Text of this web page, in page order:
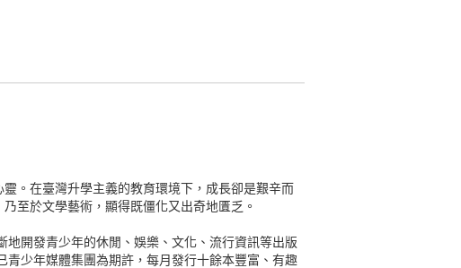
。在臺灣升學主義的教育環境下，成長卻是艱辛而
至於文學藝術，顯得既僵化又出奇地匱乏。
開發青少年的休閒、娛樂、文化、流行資訊等出版
少年媒體集團為期許，每月發行十餘本豐富、有趣